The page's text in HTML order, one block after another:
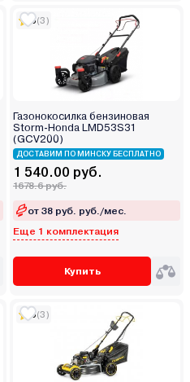
5(3)
Газонокосилка бензиновая
Storm-Honda LMD53S31
(GCV200)
ДОСТАВИМ ПО МИНСКУ БЕСПЛАТНО
1 540.00 руб.
1678.6 руб.
от 38 руб. руб./мес.
Еще 1 комплектация
Купить
5(3)